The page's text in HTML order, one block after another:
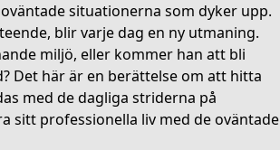
situationerna som dyker upp.
blir varje dag en ny utmaning.
miljö, eller kommer han att bli
Det här är en berättelse om att hitta
med de dagliga striderna på
sitt professionella liv med de oväntade